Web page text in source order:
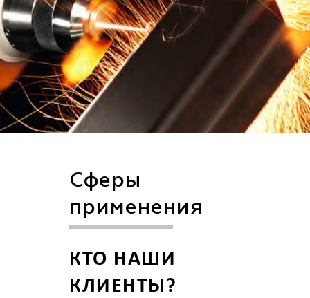
Сферы
применения
КТО НАШИ
КЛИЕНТЫ?